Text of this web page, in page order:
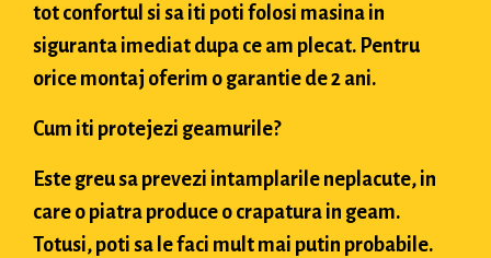
tot confortul si sa iti poti folosi masina in
siguranta imediat dupa ce am plecat. Pentru
orice montaj oferim o garantie de 2 ani.
Cum iti protejezi geamurile?
Este greu sa prevezi intamplarile neplacute, in
care o piatra produce o crapatura in geam.
Totusi, poti sa le faci mult mai putin probabile.